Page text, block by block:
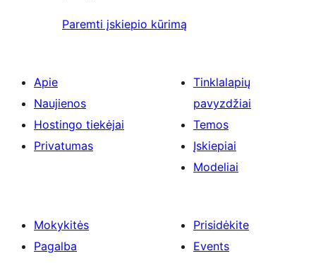
Paremti įskiepio kūrimą
Apie
Naujienos
Hostingo tiekėjai
Privatumas
Tinklalapių
pavyzdžiai
Temos
Įskiepiai
Modeliai
Mokykitės
Pagalba
Prisidėkite
Events